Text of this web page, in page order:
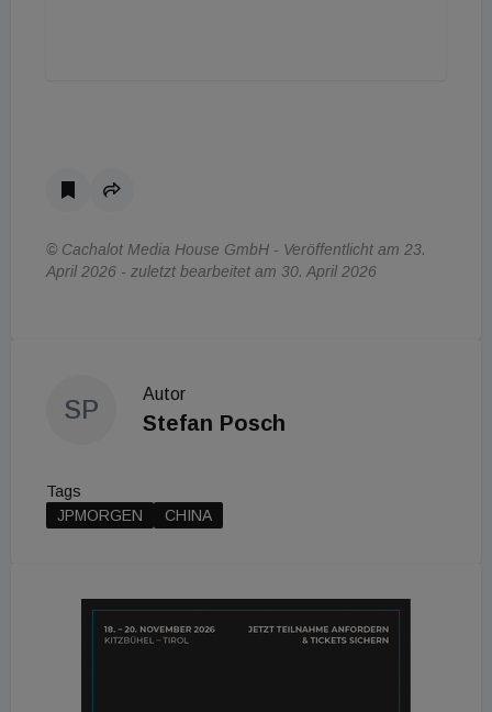
© Cachalot Media House GmbH - Veröffentlicht am 23.
April 2026 - zuletzt bearbeitet am 30. April 2026
SP
Autor
Stefan Posch
Tags
JPMORGEN
CHINA